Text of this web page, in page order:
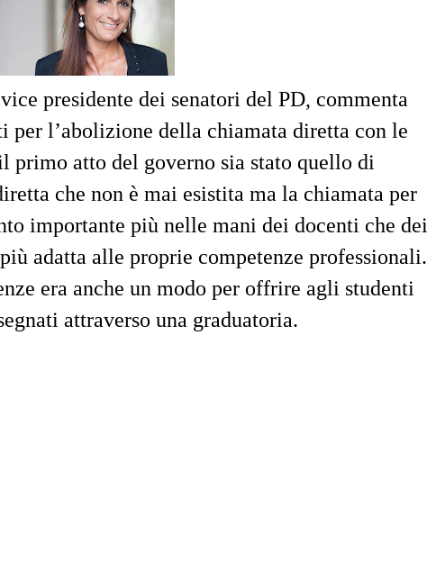
presidente dei senatori del PD, commenta
per l’abolizione della chiamata diretta con le
primo atto del governo sia stato quello di
che non è mai esistita ma la chiamata per
importante più nelle mani dei docenti che dei
adatta alle proprie competenze professionali.
era anche un modo per offrire agli studenti
attraverso una graduatoria.